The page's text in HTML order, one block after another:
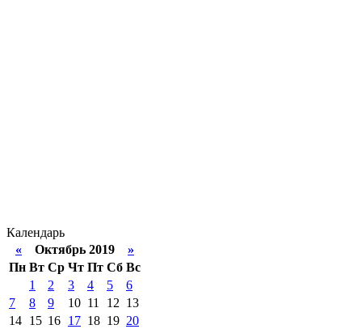
Календарь
« Октябрь 2019 »
Пн Вт Ср Чт Пт Сб Вс
1
2 3 4 5
6
7
8 9 10 11 12 13
14 15 16 17 18 19 20